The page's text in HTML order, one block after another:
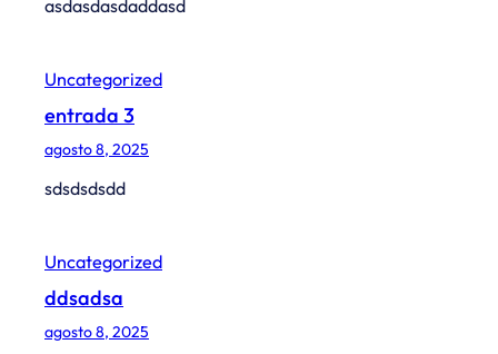
asdasdasdaddasd
Uncategorized
entrada 3
agosto 8, 2025
sdsdsdsdd
Uncategorized
ddsadsa
agosto 8, 2025